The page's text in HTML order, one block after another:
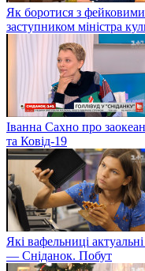
Як боротися з
заступником міністра
Іванна Сахно про
та Ковід-19
Які вафельниці
— Сніданок. Побут